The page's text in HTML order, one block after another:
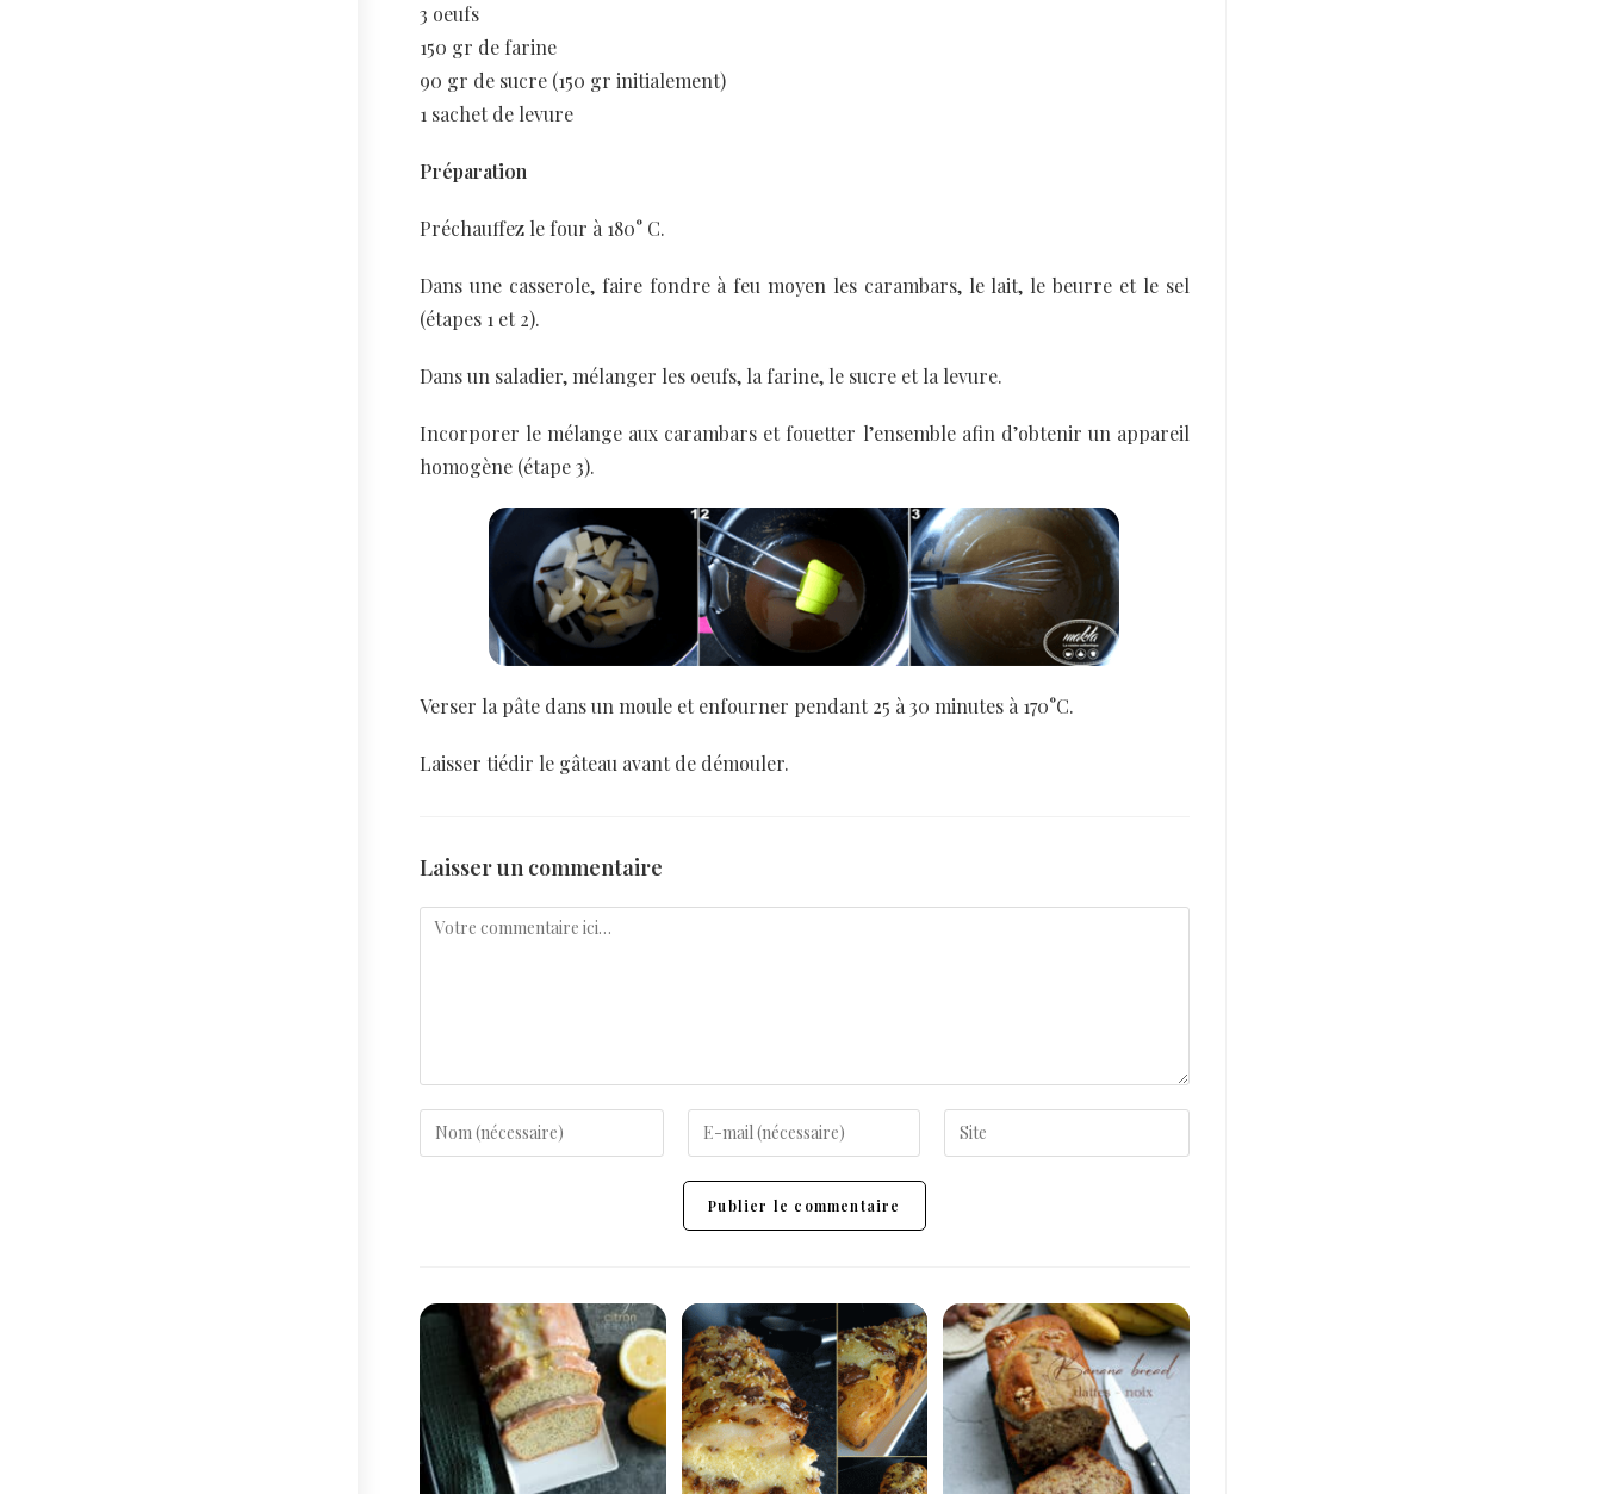
3 oeufs
150 gr de farine
90 gr de sucre (150 gr initialement)
1 sachet de levure
Préparation
Préchauffez le four à 180° C.
Dans une casserole, faire fondre à feu moyen les carambars, le lait, le beurre et le sel
(étapes 1 et 2).
Dans un saladier, mélanger les oeufs, la farine, le sucre et la levure.
Incorporer le mélange aux carambars et fouetter l’ensemble afin d’obtenir un appareil
homogène (étape 3).
Verser la pâte dans un moule et enfourner pendant 25 à 30 minutes à 170°C.
Laisser tiédir le gâteau avant de démouler.
Laisser un commentaire